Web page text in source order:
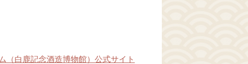
（白鹿記念酒造博物館）公式サイト